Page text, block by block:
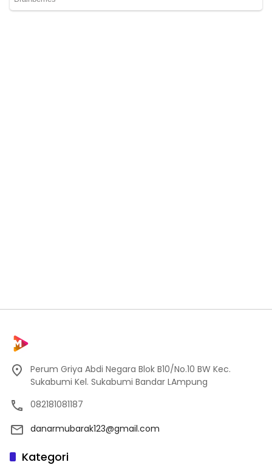
Perum Griya Abdi Negara Blok B10/No.10 BW Kec.
Sukabumi Kel. Sukabumi Bandar LAmpung
082181081187
danarmubarak123@gmail.com
Kategori